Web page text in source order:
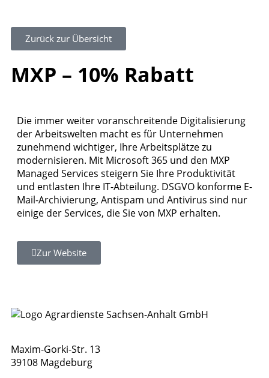
Zurück zur Übersicht
MXP – 10% Rabatt
Die immer weiter voranschreitende Digitalisierung
der Arbeitswelten macht es für Unternehmen
zunehmend wichtiger, Ihre Arbeitsplätze zu
modernisieren. Mit Microsoft 365 und den MXP
Managed Services steigern Sie Ihre Produktivität
und entlasten Ihre IT-Abteilung. DSGVO konforme E-
Mail-Archivierung, Antispam und Antivirus sind nur
einige der Services, die Sie von MXP erhalten.
Zur Website
Maxim-Gorki-Str. 13
39108 Magdeburg